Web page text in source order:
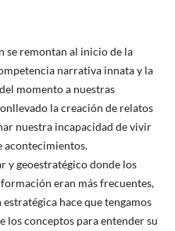
se remontan al inicio de la
narrativa innata y la
momento a nuestras
la creación de relatos
nuestra incapacidad de vivir
acontecimientos.
y geoestratégico donde los
eran más frecuentes,
hace que tengamos
los conceptos para entender su